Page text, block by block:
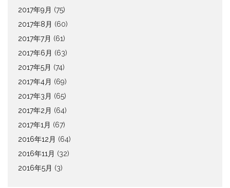
2017年9月 (75)
2017年8月 (60)
2017年7月 (61)
2017年6月 (63)
2017年5月 (74)
2017年4月 (69)
2017年3月 (65)
2017年2月 (64)
2017年1月 (67)
2016年12月 (64)
2016年11月 (32)
2016年5月 (3)